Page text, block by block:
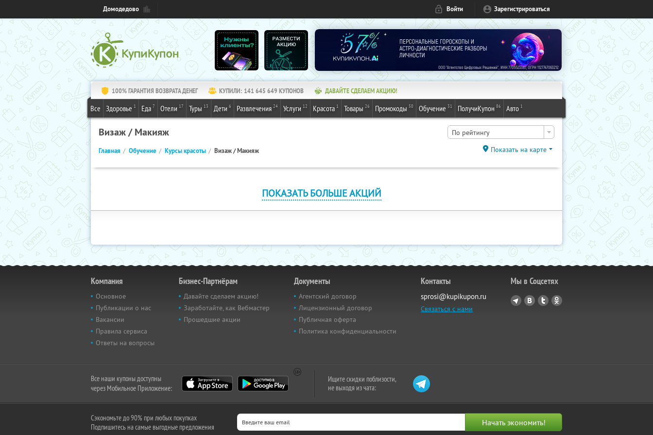
Домодедово Войти Зарегистрироваться
100% ГАРАНТИЯ ВОЗВРАТА ДЕНЕГ КУПИЛИ: 141 645 649 КУПОНОВ ДАВАЙТЕ СДЕЛАЕМ АКЦИЮ!
Все Здоровье 1 Еда 7 Отели 17 Туры 13 Дети 6 Развлечения 24 Услуги 12 Красота 1 Товары 26 Промокоды 50 Обучение 31 ПолучиКупон 86 Авто 1
Визаж / Макияж По рейтингу
Главная Обучение Курсы красоты Визаж / Макияж Показать на карте
ПОКАЗАТЬ БОЛЬШЕ АКЦИЙ
Компания
Основное
Публикации о нас
Вакансии
Правила сервиса
Ответы на вопросы
Бизнес-Партнёрам
Давайте сделаем акцию!
Заработайте, как Вебмастер
Прошедшие акции
Документы
Агентский договор
Лицензионный договор
Публичная оферта
Политика конфиденциальности
Контакты
sprosi@kupikupon.ru
Связаться с нами
Мы в Соцсетях
Все наши купоны доступны
через Мобильное Приложение:
Ищите скидки поблизости,
не выходя из чата:
Сэкономьте до 90% при любых покупках
Подпишитесь на самые выгодные предложения